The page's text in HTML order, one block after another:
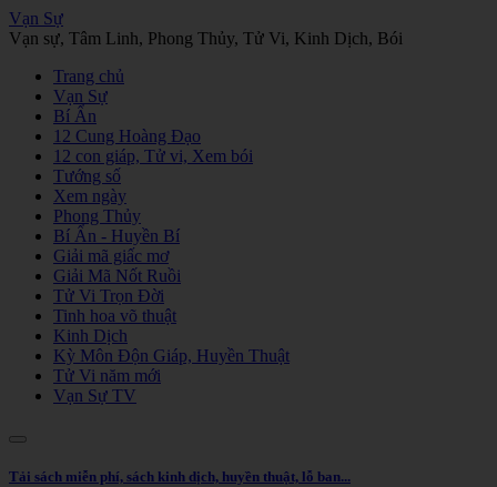
Vạn Sự
Vạn sự, Tâm Linh, Phong Thủy, Tử Vi, Kinh Dịch, Bói
Trang chủ
Vạn Sự
Bí Ẩn
12 Cung Hoàng Đạo
12 con giáp, Tử vi, Xem bói
Tướng số
Xem ngày
Phong Thủy
Bí Ẩn - Huyền Bí
Giải mã giấc mơ
Giải Mã Nốt Ruồi
Tử Vi Trọn Đời
Tinh hoa võ thuật
Kinh Dịch
Kỳ Môn Độn Giáp, Huyền Thuật
Tử Vi năm mới
Vạn Sự TV
Tải sách miễn phí, sách kinh dịch, huyền thuật, lỗ ban...